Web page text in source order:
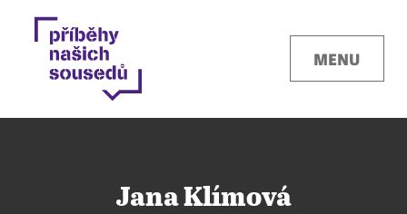
MENU
Jana Klímová